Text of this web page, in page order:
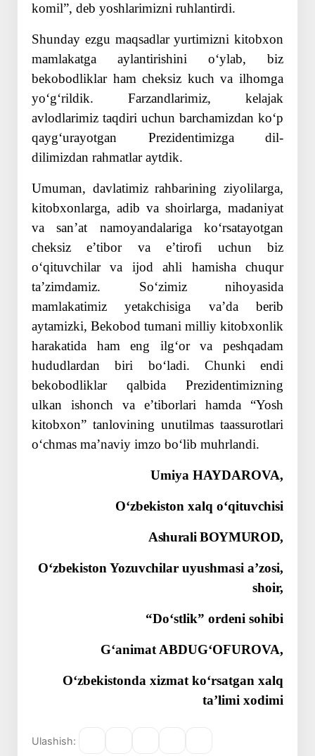
komil”, deb yoshlarimizni ruhlantirdi.
Shunday ezgu maqsadlar yurtimizni kitobxon
mamlakatga aylantirishini oʻylab, biz
bekobodliklar ham cheksiz kuch va ilhomga
yoʻgʻrildik. Farzandlarimiz, kelajak
avlodlarimiz taqdiri uchun barchamizdan koʻp
qaygʻurayotgan Prezidentimizga dil-
dilimizdan rahmatlar aytdik.
Umuman, davlatimiz rahbarining ziyolilarga,
kitobxonlarga, adib va shoirlarga, madaniyat
va sanʼat namoyandalariga koʻrsatayotgan
cheksiz eʼtibor va eʼtirofi uchun biz
oʻqituvchilar va ijod ahli hamisha chuqur
taʼzimdamiz. Soʻzimiz nihoyasida
mamlakatimiz yetakchisiga vaʼda berib
aytamizki, Bekobod tumani milliy kitobxonlik
harakatida ham eng ilgʻor va peshqadam
hududlardan biri boʻladi. Chunki endi
bekobodliklar qalbida Prezidentimizning
ulkan ishonch va eʼtiborlari hamda “Yosh
kitobxon” tanlovining unutilmas taassurotlari
oʻchmas maʼnaviy imzo boʻlib muhrlandi.
Umiya HAYDAROVA,
Oʻzbekiston xalq oʻqituvchisi
Ashurali BOYMUROD,
Oʻzbekiston Yozuvchilar uyushmasi aʼzosi,
shoir,
“Doʻstlik” ordeni sohibi
Gʻanimat ABDUGʻOFUROVA,
Oʻzbekistonda xizmat koʻrsatgan xalq
taʼlimi xodimi
Ulashish: